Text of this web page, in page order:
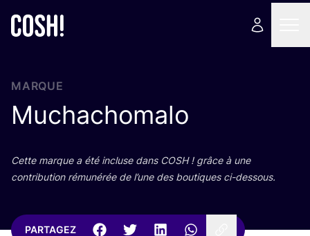
MARQUE
Muchachomalo
Cette marque a été incluse dans COSH! grâce à une
contri­bu­tion rému­né­rée de l’une des bou­tiques ci-dessous.
PARTAGEZ